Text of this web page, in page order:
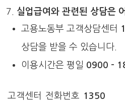
실업급여와 관련된 상담은
고용노동부 고객상담센터
상담을 받을 수 있습니다.
이용시간은 평일 0900 –
고객센터 전화번호 1350